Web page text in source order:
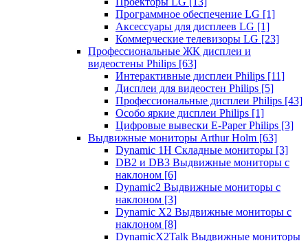
Программное обеспечение LG [1]
Аксессуары для дисплеев LG [1]
Коммерческие телевизоры LG [23]
Профессиональные ЖК дисплеи и
видеостены Philips [63]
Интерактивные дисплеи Philips [11]
Дисплеи для видеостен Philips [5]
Профессиональные дисплеи Philips [43]
Особо яркие дисплеи Philips [1]
Цифровые вывески E-Paper Philips [3]
Выдвижные мониторы Arthur Holm [63]
Dynamic 1Н Складные мониторы [3]
DB2 и DB3 Выдвижные мониторы с
наклоном [6]
Dynamic2 Выдвижные мониторы с
наклоном [3]
Dynamic X2 Выдвижные мониторы с
наклоном [8]
DynamicX2Talk Выдвижные мониторы